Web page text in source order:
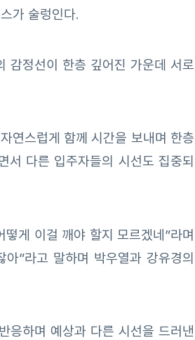
가 술렁인다.
감정선이 한층 깊어진 가운데 서로
연스럽게 함께 시간을 보내며 한층
서 다른 입주자들의 시선도 집중되
게 이걸 깨야 할지 모르겠네”라며
”라고 말하며 박우열과 강유경의
응하며 예상과 다른 시선을 드러낸